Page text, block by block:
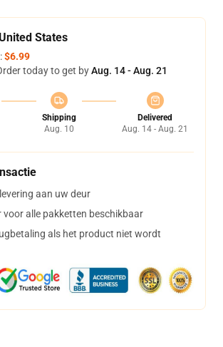
States
$6.99
today to get byAug. 14 - Aug. 21
Shipping
Aug. 10
Delivered
Aug. 14 - Aug. 21
aan uw deur
voor alle pakketten beschikbaar
als het product niet wordt